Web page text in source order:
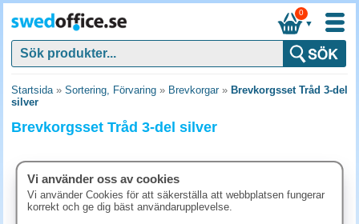
▼
0
Startsida» Sortering, Förvaring » Brevkorgar» Brevkorgsset Tråd 3-del
silver
Brevkorgsset Tråd 3-del silver
Vi använder oss av cookies
Vi använder Cookies för att säkerställa att webbplatsen fungerar
korrekt och ge dig bäst användarupplevelse.